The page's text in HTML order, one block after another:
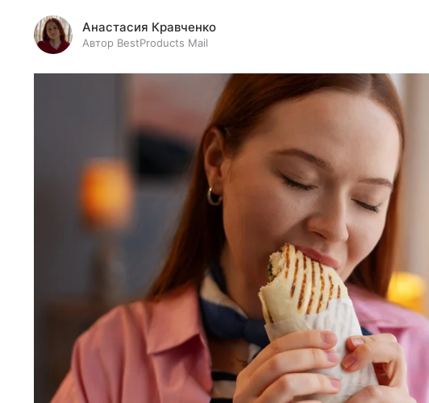
Анастасия Кравченко
Автор BestProducts Mail